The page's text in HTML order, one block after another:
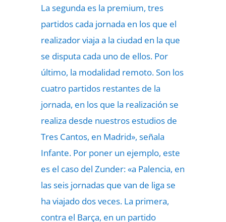
La segunda es la premium, tres
partidos cada jornada en los que el
realizador viaja a la ciudad en la que
se disputa cada uno de ellos. Por
último, la modalidad remoto. Son los
cuatro partidos restantes de la
jornada, en los que la realización se
realiza desde nuestros estudios de
Tres Cantos, en Madrid», señala
Infante. Por poner un ejemplo, este
es el caso del Zunder: «a Palencia, en
las seis jornadas que van de liga se
ha viajado dos veces. La primera,
contra el Barça, en un partido